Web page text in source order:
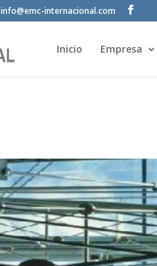
info@emc-internacional.com
Inicio Empresa